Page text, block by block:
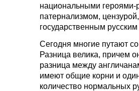
национальными
патернализмом,
государственным
Сегодня многие путают
Разница велика, причем
разница между
имеют общие корни и
количество нормальных